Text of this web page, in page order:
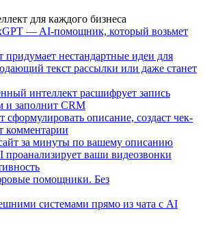
для каждого бизнеса
— AI-помощник, который возьмет
придумает нестандартные идеи для
текст рассылки или даже станет
интеллект расшифрует запись
и заполнит CRM
сформулировать описание, создаст чек-
комментарии
за минуты по вашему описанию
проанализирует ваши видеозвонки
помощники. Без
системами прямо из чата с AI